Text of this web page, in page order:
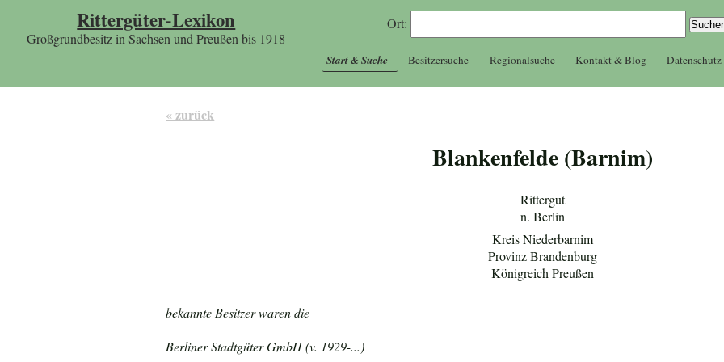
Rittergüter-Lexikon
Großgrundbesitz in Sachsen und Preußen bis 1918
Ort:
Start & Suche Besitzersuche Regionalsuche Kontakt & Blog Datenschutz
« zurück
Blankenfelde (Barnim)
Rittergut
n. Berlin
Kreis Niederbarnim
Provinz Brandenburg
Königreich Preußen
bekannte Besitzer waren die
Berliner Stadtgüter GmbH (v. 1929-...)